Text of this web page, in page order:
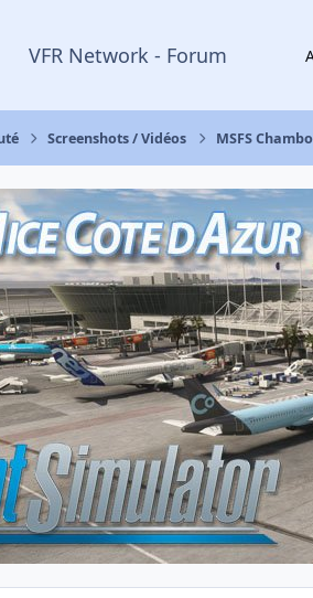
VFR Network - Forum
Screenshots / Vidéos MSFS